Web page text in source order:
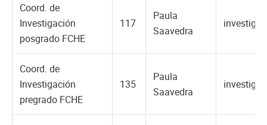
Coord. de
Investigación
posgrado FCHE
117
Paula
Saavedra
Coord. de
Investigación
pregrado FCHE
135
Paula
Saavedra